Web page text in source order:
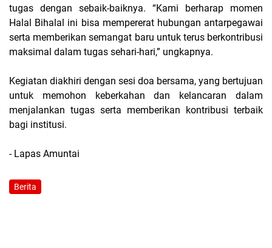
tugas dengan sebaik-baiknya. “Kami berharap momen
Halal Bihalal ini bisa mempererat hubungan antarpegawai
serta memberikan semangat baru untuk terus berkontribusi
maksimal dalam tugas sehari-hari,” ungkapnya.
Kegiatan diakhiri dengan sesi doa bersama, yang bertujuan
untuk memohon keberkahan dan kelancaran dalam
menjalankan tugas serta memberikan kontribusi terbaik
bagi institusi.
- Lapas Amuntai
Berita